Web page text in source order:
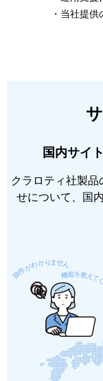
・当社提
国内サイ
クラロティ社製
せについて、国